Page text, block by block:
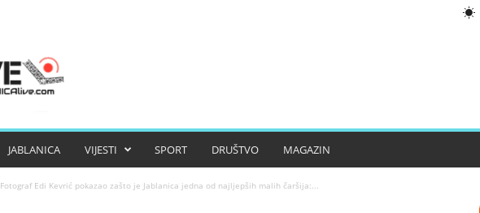
JABLANICA VIJESTI SPORT DRUŠTVO MAGAZIN
Fotograf Edi Kevrić pokazao zašto je Jablanica jedna od najljepših malih čaršija:...